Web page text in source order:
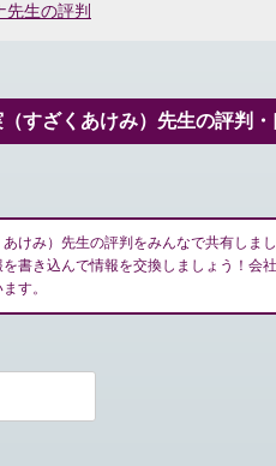
先生の評判
すざくあけみ）先生の評判・
けみ）先生の評判をみんなで共有しま
書き込んで情報を交換しましょう！会
す。